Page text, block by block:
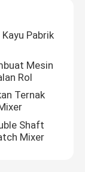
Pabrik
Mesin
Rol
Ternak
Shaft
Mixer